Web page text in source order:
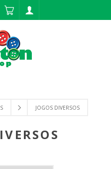
JOGOS DIVERSOS